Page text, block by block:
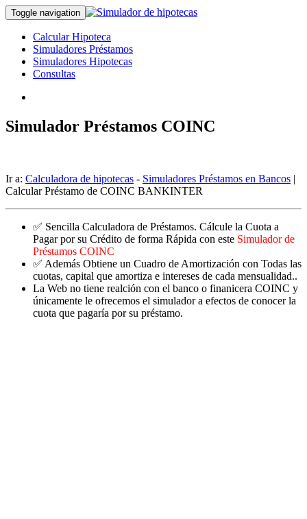
Toggle navigation
Calcular Hipoteca
Simuladores Préstamos
Simuladores Hipotecas
Consultas
Simulador Préstamos COINC
Ir a: Calculadora de hipotecas - Simuladores Préstamos en Bancos |
Calcular Préstamo de COINC BANKINTER
✅ Sencilla Calculadora de Préstamos. Cálcule la Cuota a
Pagar por su Crédito de forma Rápida con este Simulador de
Préstamos COINC
✅ Además Obtiene un Cuadro de Amortización con Todas las
cuotas, capital que amortiza e intereses de cada mensualidad..
La Web no tiene realción con el banco o finanicera COINC y
únicamente le ofrecemos el simulador a efectos de conocer la
cuota que pagaría por su préstamo.